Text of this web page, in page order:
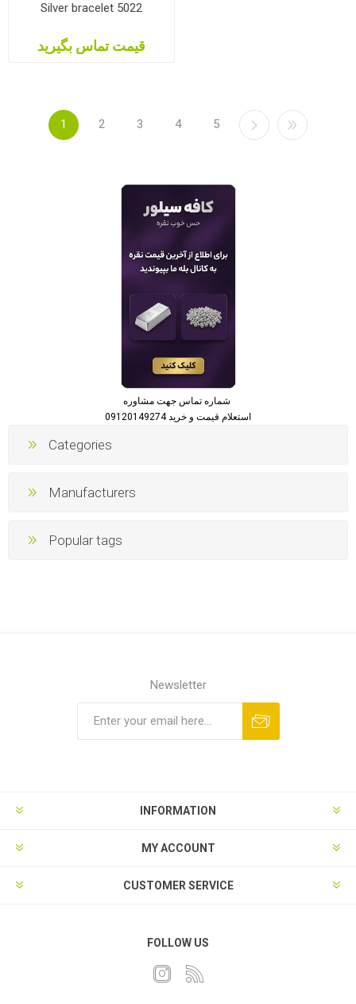
Silver bracelet 5022
قیمت تماس بگیرید
1 2 3 4 5
استعلام قیمت و خرید 09120149274
Categories
Manufacturers
Popular tags
Newsletter
INFORMATION
MY ACCOUNT
CUSTOMER SERVICE
FOLLOW US